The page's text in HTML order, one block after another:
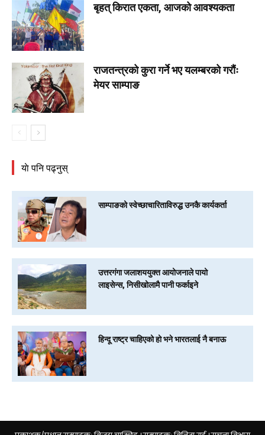
बृहत् किरात एकता, आजको आवश्यकता
राजतन्त्रको कुरा गर्ने भए यलम्बरको गरौंः
मेयर साम्पाङ
याे पनि पढ्नुस्
साम्पाङको स्वेच्छाचारिताविरुद्ध उनकै कार्यकर्ता
उत्तरगंगा जलाशययुक्त आयोजनाले पायो
लाइसेन्स, निसीखोलामै पानी फर्काइने
हिन्दू राष्ट्र चाहिएको हो भने भारतलाई नै बनाऊ